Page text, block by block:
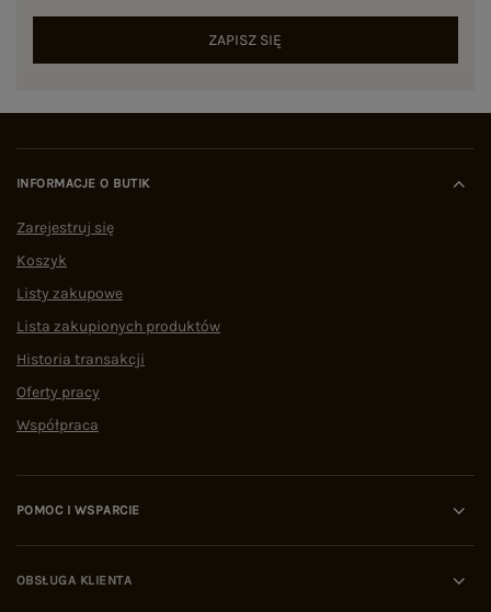
ZAPISZ SIĘ
INFORMACJE O BUTIK
Zarejestruj się
Koszyk
Listy zakupowe
Lista zakupionych produktów
Historia transakcji
Oferty pracy
Współpraca
POMOC I WSPARCIE
OBSŁUGA KLIENTA